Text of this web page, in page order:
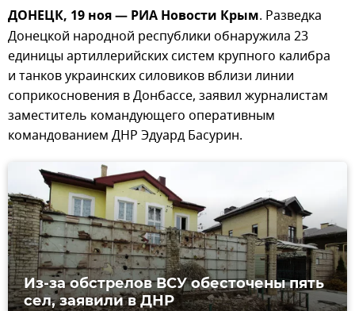
ДОНЕЦК, 19 ноя — РИА Новости Крым. Разведка
Донецкой народной республики обнаружила 23
единицы артиллерийских систем крупного калибра
и танков украинских силовиков вблизи линии
соприкосновения в Донбассе, заявил журналистам
заместитель командующего оперативным
командованием ДНР Эдуард Басурин.
Из-за обстрелов ВСУ обесточены пять
сел, заявили в ДНР